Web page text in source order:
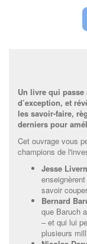
Un livre qui
d’exception, et
les savoir-faire,
derniers pour
Cet ouvrage vous
champions de
Jesse
savoir
Bernard
que Baruch
– et qui lui
plusieurs